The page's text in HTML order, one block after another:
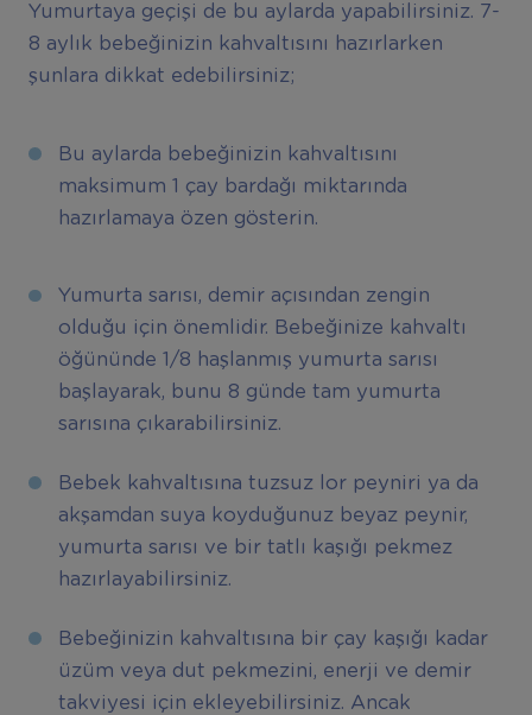
Yumurtaya geçişi de bu aylarda yapabilirsiniz. 7-
8 aylık bebeğinizin kahvaltısını hazırlarken
şunlara dikkat edebilirsiniz;
Bu aylarda bebeğinizin kahvaltısını
maksimum 1 çay bardağı miktarında
hazırlamaya özen gösterin.
Yumurta sarısı, demir açısından zengin
olduğu için önemlidir. Bebeğinize kahvaltı
öğününde 1/8 haşlanmış yumurta sarısı
başlayarak, bunu 8 günde tam yumurta
sarısına çıkarabilirsiniz.
Bebek kahvaltısına tuzsuz lor peyniri ya da
akşamdan suya koyduğunuz beyaz peynir,
yumurta sarısı ve bir tatlı kaşığı pekmez
hazırlayabilirsiniz.
Bebeğinizin kahvaltısına bir çay kaşığı kadar
üzüm veya dut pekmezini, enerji ve demir
takviyesi için ekleyebilirsiniz. Ancak